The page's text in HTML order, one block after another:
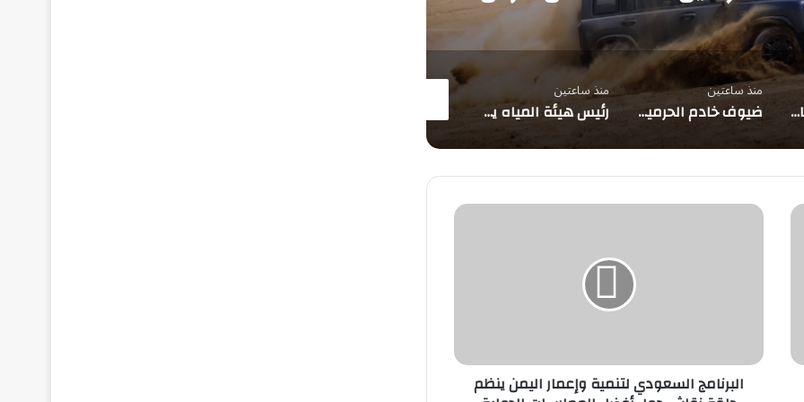
الثلاثة
2.5 مليون م³ يوميًا.. 4 مشروعات للمياه المحلاة بالجبيل ورأس الخير
منذ ساعتين
ضيوف خادم الحرمين يزورون معالم المدينة
منذ ساعتين
رئيس هيئة المياه يتفقد 4 مشروعات تحلية بطاقة 2.5 مليون متر مكعب يومياً
منذ ساعتين
البرنامج
حول
أفضلالبرنامج السعودي لتنمية وإعمار اليمن ينظم